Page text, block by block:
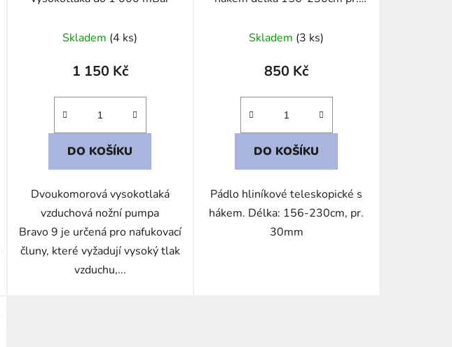
Skladem (4 ks)
1 150 Kč
DO KOŠÍKU
Dvoukomorová vysokotlaká
vzduchová nožní pumpa
Bravo 9 je určená pro nafukovací
čluny, které vyžadují vysoký tlak
vzduchu,...
Skladem (3 ks)
850 Kč
DO KOŠÍKU
Pádlo hliníkové teleskopické s
hákem. Délka: 156-230cm, pr.
30mm